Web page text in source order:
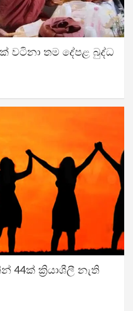
වටිනා තම දේපළ බුද්ධ
44ක් ක්‍රියාශීලී නැති